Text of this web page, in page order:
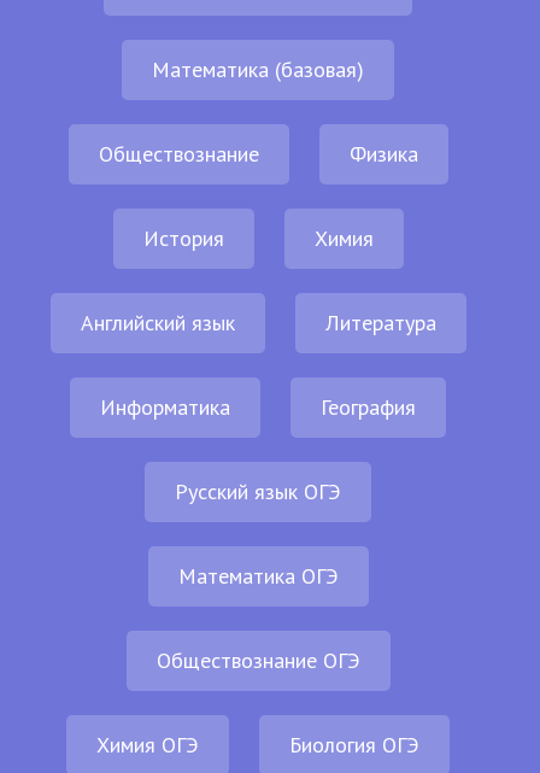
Математика (базовая)
Обществознание Физика
История Химия
Английский язык Литература
Информатика География
Русский язык ОГЭ
Математика ОГЭ
Обществознание ОГЭ
Химия ОГЭ Биология ОГЭ